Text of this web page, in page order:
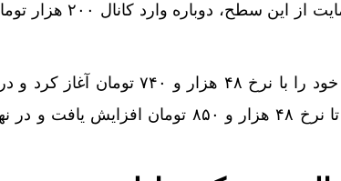
گمرکی در شرایط اضطرار تمدید شد
در سراشیبی قیمت+ جدول قیمت روز خودرو
و ۷۳۰ تومان پایین آمد. پس از